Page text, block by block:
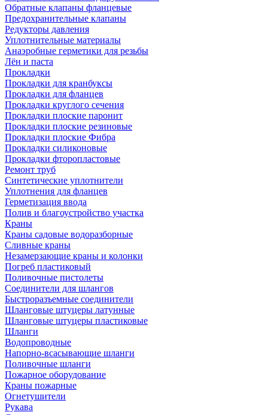
Обратные клапаны фланцевые
Предохранительные клапаны
Редукторы давления
Уплотнительные материалы
Анаэробные герметики для резьбы
Лён и паста
Прокладки
Прокладки для кранбуксы
Прокладки для фланцев
Прокладки круглого сечения
Прокладки плоские паронит
Прокладки плоские резиновые
Прокладки плоские Фибра
Прокладки силиконовые
Прокладки фторопластовые
Ремонт труб
Синтетические уплотнители
Уплотнения для фланцев
Герметизация ввода
Полив и благоустройство участка
Краны
Краны садовые водоразборные
Сливные краны
Незамерзающие краны и колонки
Погреб пластиковый
Поливочные пистолеты
Соединители для шлангов
Быстроразъемные соединители
Шланговые штуцеры латунные
Шланговые штуцеры пластиковые
Шланги
Водопроводные
Напорно-всасывающие шланги
Поливочные шланги
Пожарное оборудование
Краны пожарные
Огнетушители
Рукава